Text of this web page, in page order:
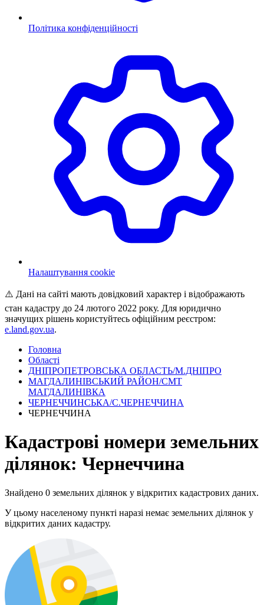
Політика конфіденційності
Налаштування cookie
⚠️ Дані на сайті мають довідковий характер і відображають
стан кадастру до 24 лютого 2022 року. Для юридично
значущих рішень користуйтесь офіційним реєстром:
e.land.gov.ua.
Головна
Області
ДНІПРОПЕТРОВСЬКА ОБЛАСТЬ/М.ДНІПРО
МАГДАЛИНІВСЬКИЙ РАЙОН/СМТ
МАГДАЛИНІВКА
ЧЕРНЕЧЧИНСЬКА/С.ЧЕРНЕЧЧИНА
ЧЕРНЕЧЧИНА
Кадастрові номери земельних
ділянок: Чернеччина
Знайдено 0 земельних ділянок у відкритих кадастрових даних.
У цьому населеному пункті наразі немає земельних ділянок у
відкритих даних кадастру.